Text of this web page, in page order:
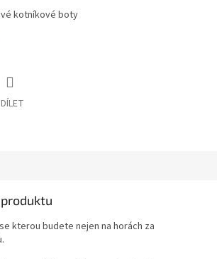
kotníkové boty
kterou budete nejen na horách za